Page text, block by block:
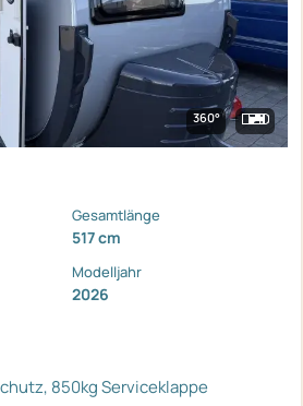
360°
Gesamtlänge
517 cm
Modelljahr
2026
850kgServiceklappe